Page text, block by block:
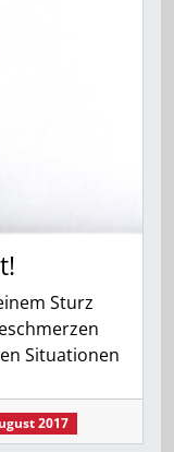
Sturz
Situationen
2017